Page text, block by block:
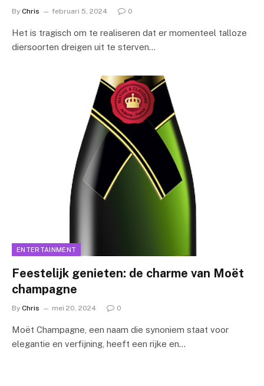
By Chris februari 5, 2024 0
Het is tragisch om te realiseren dat er momenteel talloze
diersoorten dreigen uit te sterven…
ENTERTAINMENT
Feestelijk genieten: de charme van Moët
champagne
By Chris mei 20, 2024 0
Moët Champagne, een naam die synoniem staat voor
elegantie en verfijning, heeft een rijke en…